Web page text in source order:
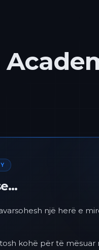
një herë e
kohë për të mësuar